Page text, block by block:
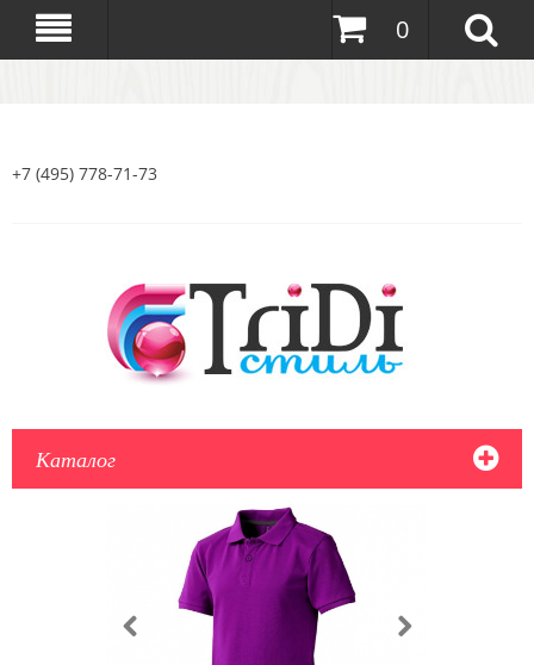
0
+7 (495) 778-71-73
Каталог